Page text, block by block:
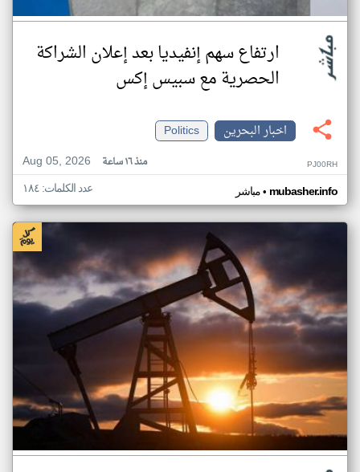
ارتفاع سهم إنفيديا بعد إعلان الشراكة
الحصرية مع سبيس إكس
اخبار البحرين
Politics
Aug 05, 2026
منذ ١٦ ساعة PJ00RH
مباشر• mubasher.info عدد الكلمات: ١٨٤